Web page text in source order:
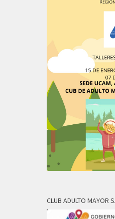
CLUB ADULTO MAYOR